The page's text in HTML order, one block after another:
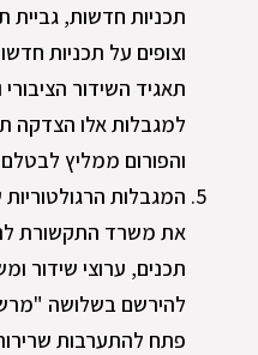
תכניות חדשות,
וצופים על תכניות
תאגיד השידור
למגבלות אלו הצדקה
והפורום ממליץ
המגבלות
את משרד התקשורת
תכנים, ערוצי שידור
להירשם בשלושה
פתח להתערבות